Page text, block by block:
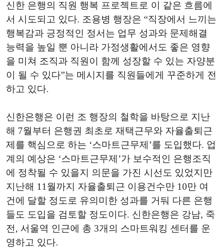
신한 은행의 직원 행복 프로젝트로 이 같은 흐름에
서 시도되고 있다. 조용병 행장은 “직장에서 느끼는
행복감과 긍정적인 정서는 업무 성과와 문제해결
능력을 높일 뿐 아니라 가정생활에서도 좋은 영향
을 미쳐 조직과 직원이 함께 성장할 수 있는 자양분
이 될 수 있다”는 메시지를 직원들에게 꾸준하게 전
하고 있다.
신한은행은 이런 조 행장의 철학을 바탕으로 지난
해 7월부터 은행권 최초로 재택근무와 자율출퇴근
제를 핵심으로 하는 ‘스마트근무제’를 도입했다. 업
계의 예상은 ‘스마트근무제’가 보수적인 은행조직
에 정착될 수 있을지 의문을 가진 시선도 있었지만
지난해 11월까지 자율출퇴근 이용건수만 10만 여
건에 달할 정도로 유의미한 성과를 거둬 다른 은행
들도 도입을 검토할 정도이다. 신한은행은 강남, 죽
전, 서울역 인근에 총 3개의 스마트워킹 센터를 운
영하고 있다.